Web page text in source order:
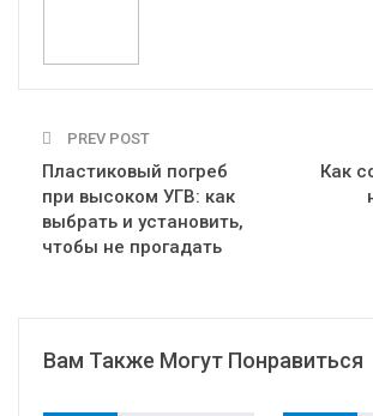
PREV POST
Пластиковый погреб
при высоком УГВ: как
выбрать и установить,
чтобы не прогадать
Как
Вам Также Могут Понравиться